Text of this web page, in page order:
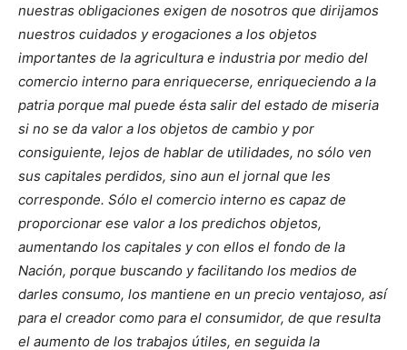
nuestras obligaciones exigen de nosotros que dirijamos
nuestros cuidados y erogaciones a los objetos
importantes de la agricultura e industria por medio del
comercio interno para enriquecerse, enriqueciendo a la
patria porque mal puede ésta salir del estado de miseria
si no se da valor a los objetos de cambio y por
consiguiente, lejos de hablar de utilidades, no sólo ven
sus capitales perdidos, sino aun el jornal que les
corresponde. Sólo el comercio interno es capaz de
proporcionar ese valor a los predichos objetos,
aumentando los capitales y con ellos el fondo de la
Nación, porque buscando y facilitando los medios de
darles consumo, los mantiene en un precio ventajoso, así
para el creador como para el consumidor, de que resulta
el aumento de los trabajos útiles, en seguida la